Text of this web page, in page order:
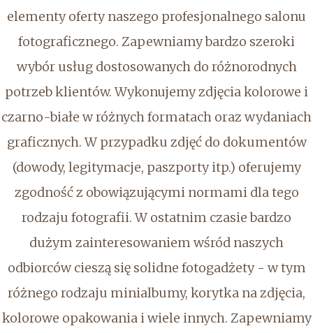
elementy oferty naszego profesjonalnego salonu
fotograficznego. Zapewniamy bardzo szeroki
wybór usług dostosowanych do różnorodnych
potrzeb klientów. Wykonujemy zdjęcia kolorowe i
czarno-białe w różnych formatach oraz wydaniach
graficznych. W przypadku zdjęć do dokumentów
(dowody, legitymacje, paszporty itp.) oferujemy
zgodność z obowiązującymi normami dla tego
rodzaju fotografii. W ostatnim czasie bardzo
dużym zainteresowaniem wśród naszych
odbiorców cieszą się solidne fotogadżety - w tym
różnego rodzaju minialbumy, korytka na zdjęcia,
kolorowe opakowania i wiele innych. Zapewniamy